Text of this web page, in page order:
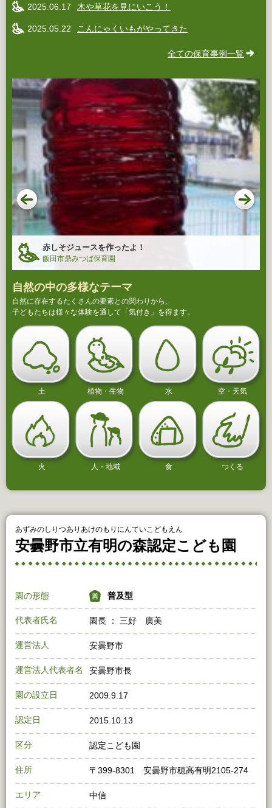
2025.06.17 木や草花を見にいこう！
2025.05.22 こんにゃくいもがやってきた
全ての保育事例一覧
赤しそジュースを作ったよ！
飯田市鼎みつば保育園
自然の中の多様なテーマ
自然に存在するたくさんの要素との関わりから、
子どもたちは様々な体験を通して「気付き」を得ます。
土 植物・生物 水 空・天気
火 人・地域 食 つくる
あずみのしりつありあけのもりにんていこどもえん
安曇野市立有明の森認定こども園
園の形態 普及型
代表者氏名 園長 ： 三好 廣美
運営法人 安曇野市
運営法人代表者名 安曇野市長
園の設立日 2009.9.17
認定日 2015.10.13
区分 認定こども園
住所 〒399-8301 安曇野市穂高有明2105-274
エリア 中信